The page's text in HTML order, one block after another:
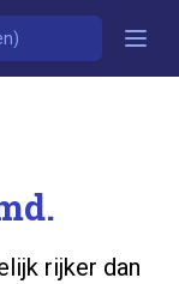
rijker dan